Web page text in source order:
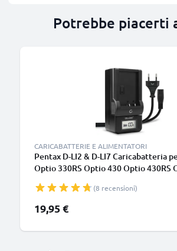
Potrebbe piacerti
CARICABATTERIE E ALIMENTATORI
Pentax D-LI2 & D-LI7 Caricabatteria
Optio 330RS Optio 430 Optio 430RS
MX4 Batterie per fotocamera marca
(8 recensioni)
19,95 €